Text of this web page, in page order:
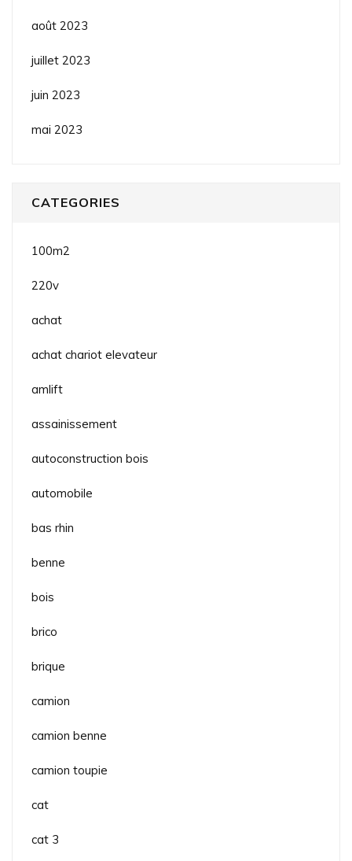
août 2023
juillet 2023
juin 2023
mai 2023
CATEGORIES
100m2
220v
achat
achat chariot elevateur
amlift
assainissement
autoconstruction bois
automobile
bas rhin
benne
bois
brico
brique
camion
camion benne
camion toupie
cat
cat 3